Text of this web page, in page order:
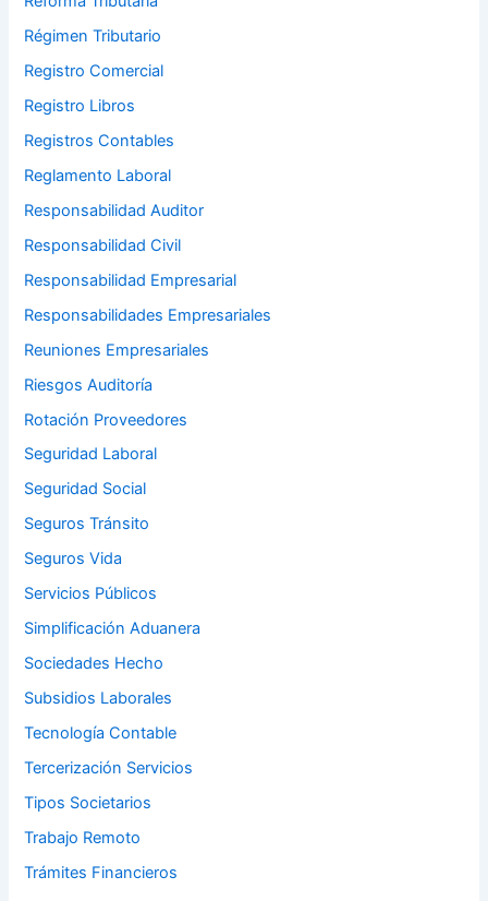
Régimen Tributario
Registro Comercial
Registro Libros
Registros Contables
Reglamento Laboral
Responsabilidad Auditor
Responsabilidad Civil
Responsabilidad Empresarial
Responsabilidades Empresariales
Reuniones Empresariales
Riesgos Auditoría
Rotación Proveedores
Seguridad Laboral
Seguridad Social
Seguros Tránsito
Seguros Vida
Servicios Públicos
Simplificación Aduanera
Sociedades Hecho
Subsidios Laborales
Tecnología Contable
Tercerización Servicios
Tipos Societarios
Trabajo Remoto
Trámites Financieros